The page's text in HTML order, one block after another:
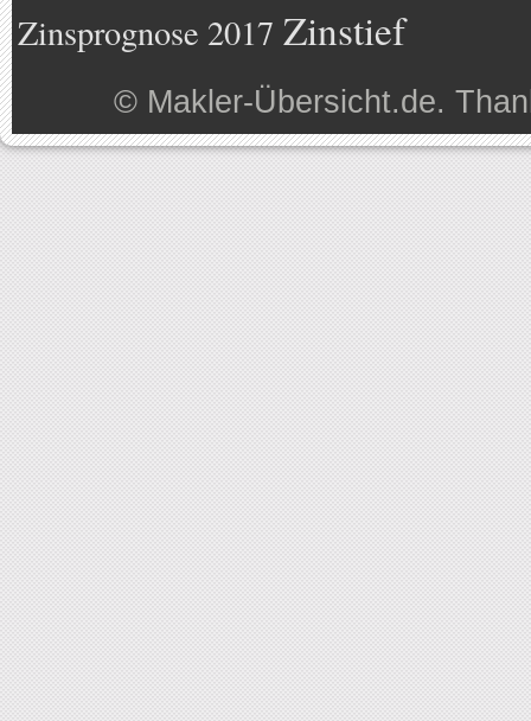
Zinsprognose 2017 Zinstief
© Makler-Übersicht.de.